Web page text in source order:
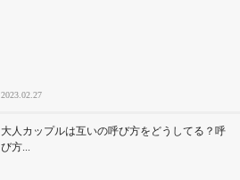
2023.02.27
大人カップルは互いの呼び方をどうしてる？呼
び方...